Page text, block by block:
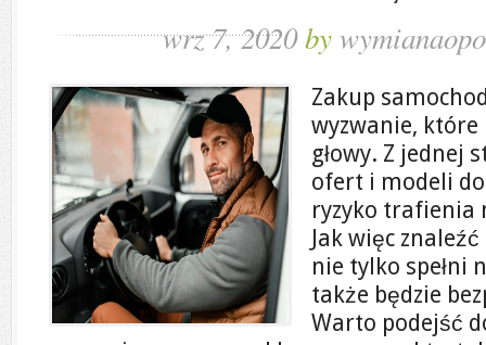
wrz 7, 2020by
Zakup
wyzwanie,
głowy. Z jednej
ofert i modeli
ryzyko trafienia
Jak więc
nie tylko spełni
także będzie
Warto podejść